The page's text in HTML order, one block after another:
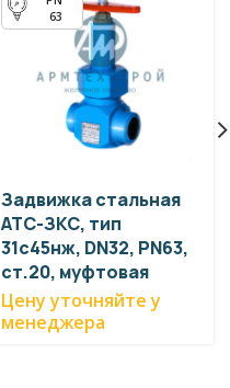
63
Задвижка стальная
АТС-ЗКС, тип
31с45нж, DN32, PN63,
ст.20, муфтовая
Цену уточняйте у
менеджера